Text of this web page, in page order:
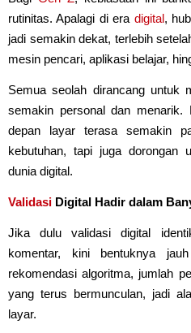
rutinitas. Apalagi di era digital,
jadi semakin dekat, terlebih
mesin pencari, aplikasi belajar,
Semua seolah dirancang untuk
semakin personal dan
depan layar terasa semakin
kebutuhan, tapi juga dorongan
dunia digital.
Validasi Digital Hadir dalam
Jika dulu validasi digital
komentar, kini bentuknya
rekomendasi algoritma, jumlah
yang terus bermunculan, jadi
layar.